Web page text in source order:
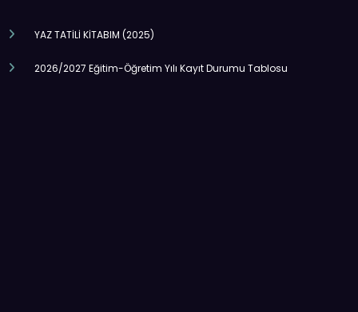
YAZ TATİLİ KİTABIM (2025)
2026/2027 Eğitim-Öğretim Yılı Kayıt Durumu Tablosu